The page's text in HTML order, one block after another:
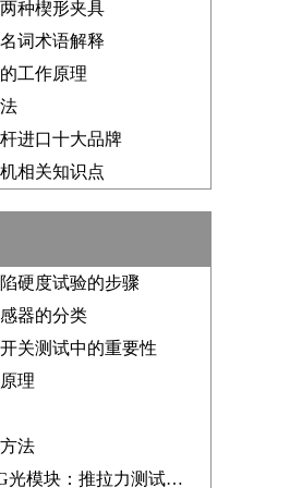
种楔形夹具
词术语解释
工作原理
进口十大品牌
相关知识点
硬度试验的步骤
器的分类
关测试中的重要性
理
法
从400G到800G光模块：推拉力测试仪如何保障封装连接可靠性？